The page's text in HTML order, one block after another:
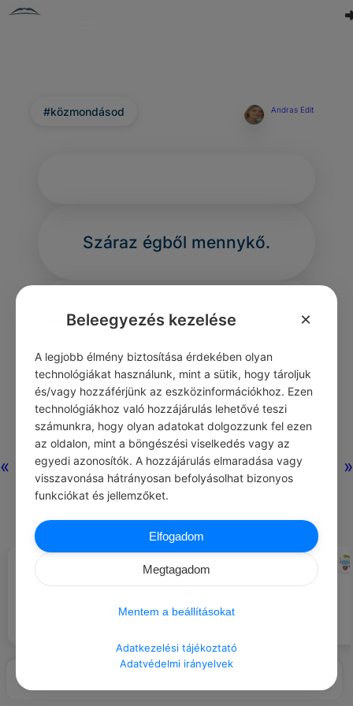
« »
#közmondásod Andras Edit
Száraz égből mennykő.
Nincs még
hozzászólás.
#IDÉZETEK FÉLELEM
Aki fél naggyá lenni, az kicsi
CHATGPT
Kezelj mindenkit egyenlő
függetlenül a helyzetüktől vagy
Beleegyezés kezelése ×
A legjobb élmény biztosítása érdekében olyan
technológiákat használunk, mint a sütik, hogy tároljuk
és/vagy hozzáférjünk az eszközinformációkhoz. Ezen
technológiákhoz való hozzájárulás lehetővé teszi
számunkra, hogy olyan adatokat dolgozzunk fel ezen
az oldalon, mint a böngészési viselkedés vagy az
egyedi azonosítók. A hozzájárulás elmaradása vagy
visszavonása hátrányosan befolyásolhat bizonyos
funkciókat és jellemzőket.
Elfogadom
Megtagadom
Mentem a beállításokat
Adatkezelési tájékoztató
Adatvédelmi irányelvek